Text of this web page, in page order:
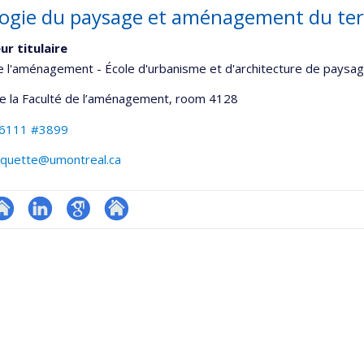
du paysage et aménagement du
titulaire
l'aménagement - École d'urbanisme et d'architecture de
la Faculté de l’aménagement, room 4128
#3899
LinkedInGoogleAutre